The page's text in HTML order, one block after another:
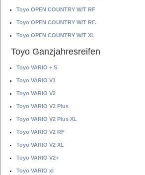
Toyo OPEN COUNTRY W/T RF
Toyo OPEN COUNTRY W/T RF.
Toyo OPEN COUNTRY W/T XL
Toyo Ganzjahresreifen
Toyo VARIO + S
Toyo VARIO V1
Toyo VARIO V2
Toyo VARIO V2 Plus
Toyo VARIO V2 Plus XL
Toyo VARIO V2 RF
Toyo VARIO V2 XL
Toyo VARIO V2+
Toyo VARIO xl